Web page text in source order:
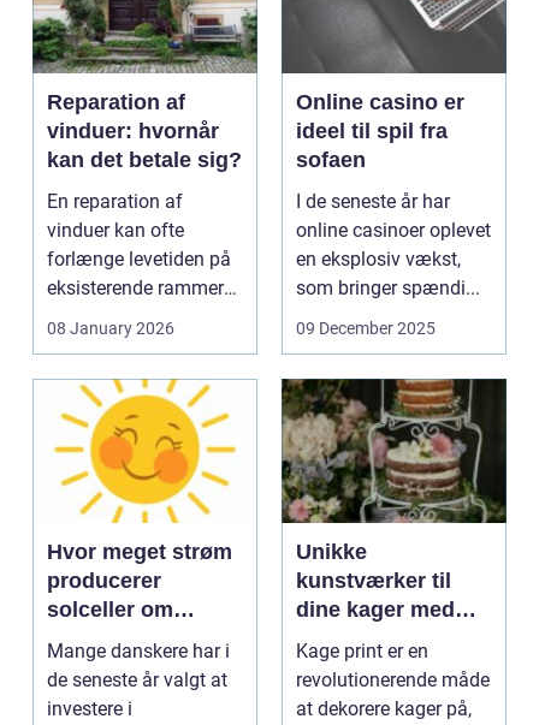
Reparation af
vinduer: hvornår
kan det betale sig?
En reparation af
vinduer kan ofte
forlænge levetiden på
eksisterende rammer
og glas med ...
08 January 2026
Online casino er
ideel til spil fra
sofaen
I de seneste år har
online casinoer oplevet
en eksplosiv vækst,
som bringer spændi...
09 December 2025
Hvor meget strøm
producerer
solceller om
vinteren?
Mange danskere har i
de seneste år valgt at
investere i
Unikke
kunstværker til
dine kager med
kage print
Kage print er en
revolutionerende måde
at dekorere kager på,